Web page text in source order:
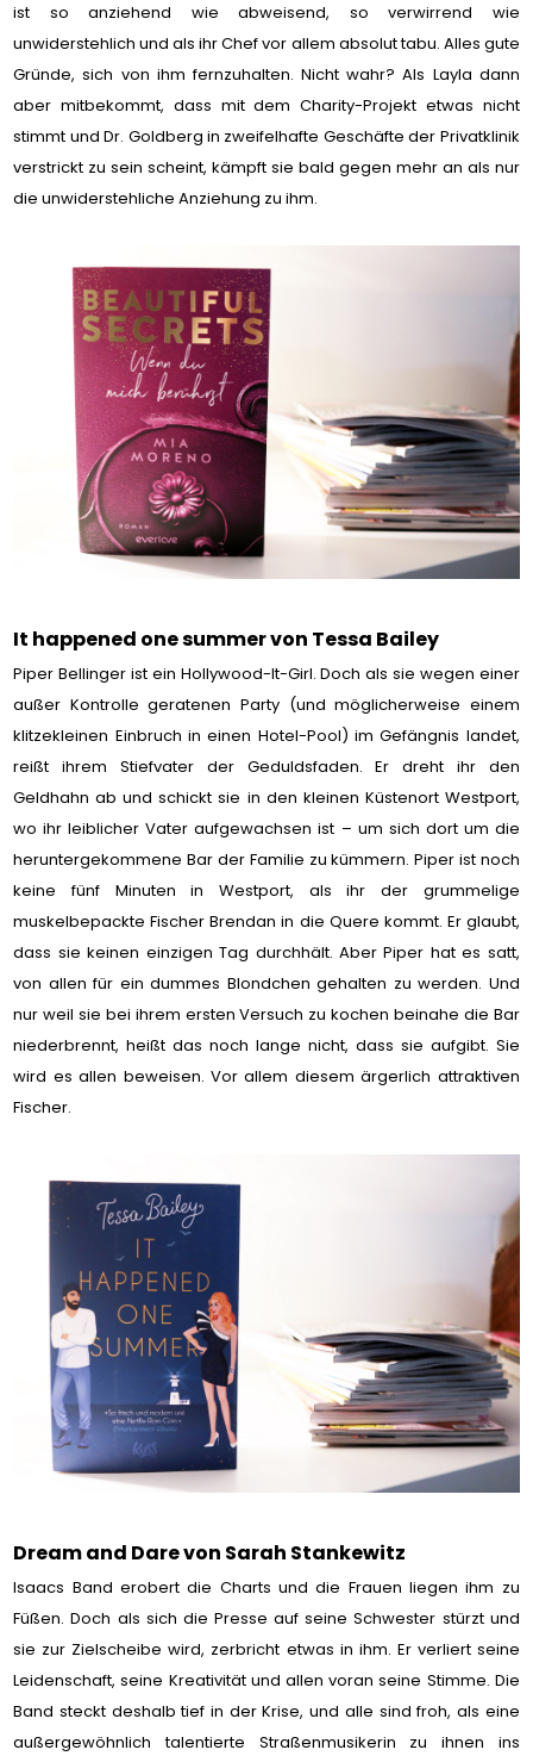
ist so anziehend wie abweisend, so verwirrend wie
unwiderstehlich und als ihr Chef vor allem absolut tabu. Alles gute
Gründe, sich von ihm fernzuhalten. Nicht wahr? Als Layla dann
aber mitbekommt, dass mit dem Charity-Projekt etwas nicht
stimmt und Dr. Goldberg in zweifelhafte Geschäfte der Privatklinik
verstrickt zu sein scheint, kämpft sie bald gegen mehr an als nur
die unwiderstehliche Anziehung zu ihm.
It happened one summer von Tessa Bailey
Piper Bellinger ist ein Hollywood-It-Girl. Doch als sie wegen einer
außer Kontrolle geratenen Party (und möglicherweise einem
klitzekleinen Einbruch in einen Hotel-Pool) im Gefängnis landet,
reißt ihrem Stiefvater der Geduldsfaden. Er dreht ihr den
Geldhahn ab und schickt sie in den kleinen Küstenort Westport,
wo ihr leiblicher Vater aufgewachsen ist – um sich dort um die
heruntergekommene Bar der Familie zu kümmern. Piper ist noch
keine fünf Minuten in Westport, als ihr der grummelige
muskelbepackte Fischer Brendan in die Quere kommt. Er glaubt,
dass sie keinen einzigen Tag durchhält. Aber Piper hat es satt,
von allen für ein dummes Blondchen gehalten zu werden. Und
nur weil sie bei ihrem ersten Versuch zu kochen beinahe die Bar
niederbrennt, heißt das noch lange nicht, dass sie aufgibt. Sie
wird es allen beweisen. Vor allem diesem ärgerlich attraktiven
Fischer.
Dream and Dare von Sarah Stankewitz
Isaacs Band erobert die Charts und die Frauen liegen ihm zu
Füßen. Doch als sich die Presse auf seine Schwester stürzt und
sie zur Zielscheibe wird, zerbricht etwas in ihm. Er verliert seine
Leidenschaft, seine Kreativität und allen voran seine Stimme. Die
Band steckt deshalb tief in der Krise, und alle sind froh, als eine
außergewöhnlich talentierte Straßenmusikerin zu ihnen ins